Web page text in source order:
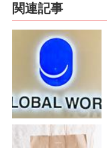
関連記事